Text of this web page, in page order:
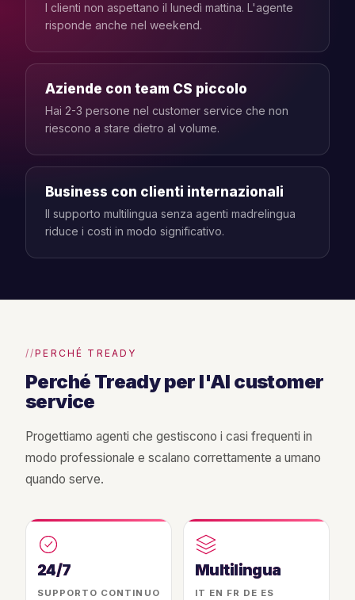
I clienti non aspettano il lunedì mattina. L'agente
risponde anche nel weekend.
Aziende con team CS piccolo
Hai 2-3 persone nel customer service che non
riescono a stare dietro al volume.
Business con clienti internazionali
Il supporto multilingua senza agenti madrelingua
riduce i costi in modo significativo.
PERCHÉ TREADY
Perché Tready per l'AI customer
service
Progettiamo agenti che gestiscono i casi frequenti in
modo professionale e scalano correttamente a umano
quando serve.
24/7
SUPPORTO CONTINUO
Multilingua
IT EN FR DE ES